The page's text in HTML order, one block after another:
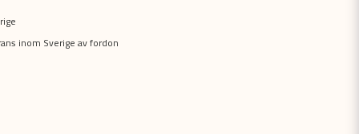
inom Sverige av fordon